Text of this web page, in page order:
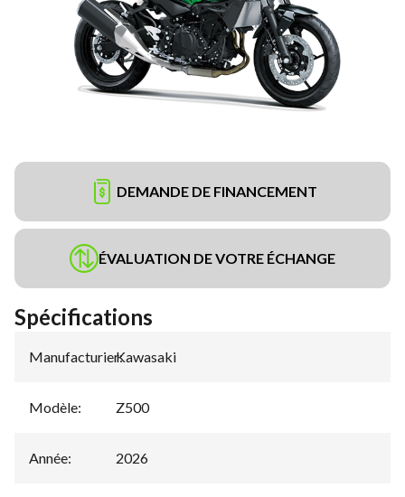
DEMANDE DE FINANCEMENT
ÉVALUATION DE VOTRE ÉCHANGE
Spécifications
Manufacturier:
Kawasaki
Modèle: Z500
Année: 2026